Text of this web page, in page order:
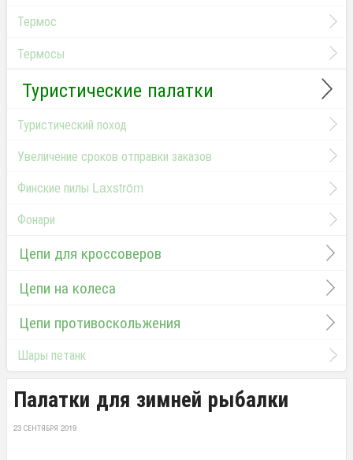
Термос
Термосы
Туристические палатки
Туристический поход
Увеличение сроков отправки заказов
Финские пилы Laxström
Фонари
Цепи для кроссоверов
Цепи на колеса
Цепи противоскольжения
Шары петанк
Палатки для зимней рыбалки
23 СЕНТЯБРЯ 2019